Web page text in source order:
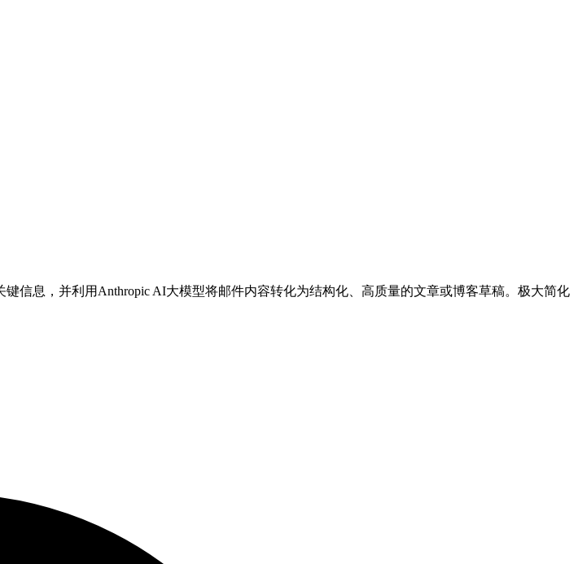
信息，并利用Anthropic AI大模型将邮件内容转化为结构化、高质量的文章或博客草稿。极大简化